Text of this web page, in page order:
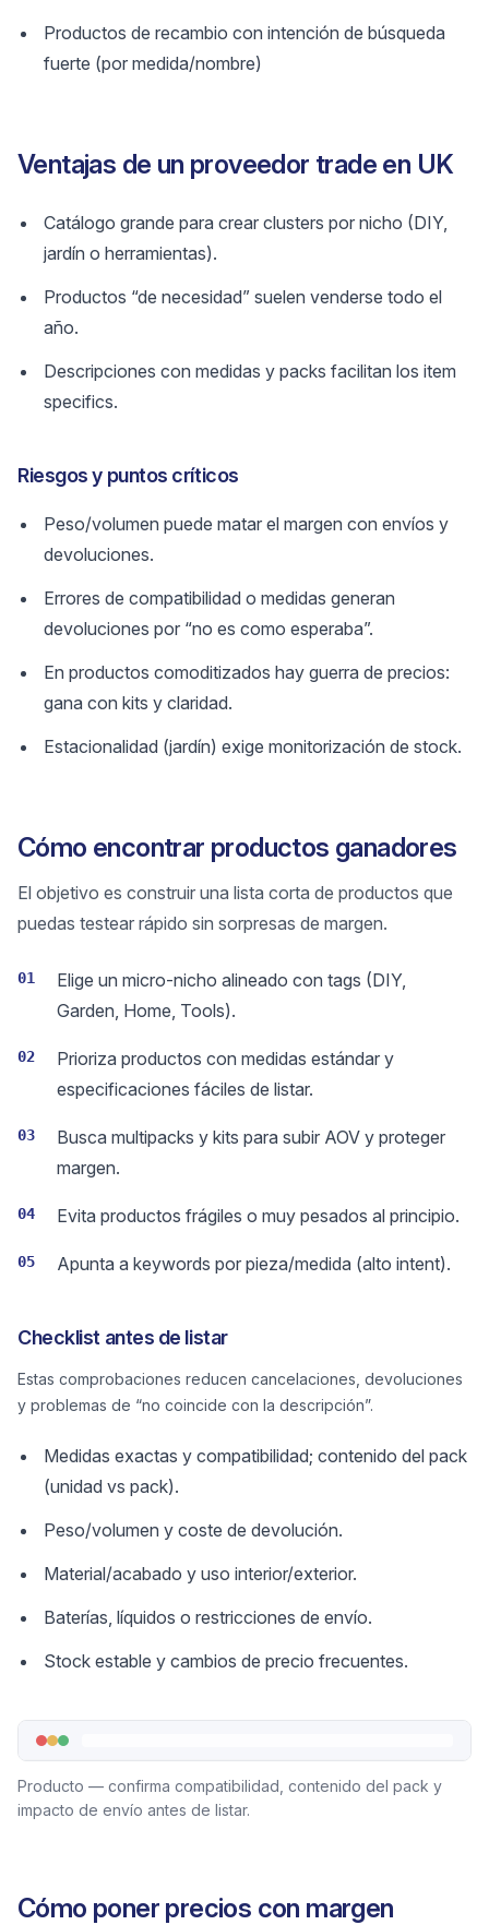
Productos de recambio con intención de búsqueda
fuerte (por medida/nombre)
Ventajas de un proveedor trade en UK
Catálogo grande para crear clusters por nicho (DIY,
jardín o herramientas).
Productos “de necesidad” suelen venderse todo el
año.
Descripciones con medidas y packs facilitan los item
specifics.
Riesgos y puntos críticos
Peso/volumen puede matar el margen con envíos y
devoluciones.
Errores de compatibilidad o medidas generan
devoluciones por “no es como esperaba”.
En productos comoditizados hay guerra de precios:
gana con kits y claridad.
Estacionalidad (jardín) exige monitorización de stock.
Cómo encontrar productos ganadores
El objetivo es construir una lista corta de productos que
puedas testear rápido sin sorpresas de margen.
01
Elige un micro-nicho alineado con tags (DIY,
Garden, Home, Tools).
02
Prioriza productos con medidas estándar y
especificaciones fáciles de listar.
03
Busca multipacks y kits para subir AOV y proteger
margen.
04 Evita productos frágiles o muy pesados al principio.
05 Apunta a keywords por pieza/medida (alto intent).
Checklist antes de listar
Estas comprobaciones reducen cancelaciones, devoluciones
y problemas de “no coincide con la descripción”.
Medidas exactas y compatibilidad; contenido del pack
(unidad vs pack).
Peso/volumen y coste de devolución.
Material/acabado y uso interior/exterior.
Baterías, líquidos o restricciones de envío.
Stock estable y cambios de precio frecuentes.
Producto — confirma compatibilidad, contenido del pack y
impacto de envío antes de listar.
Cómo poner precios con margen